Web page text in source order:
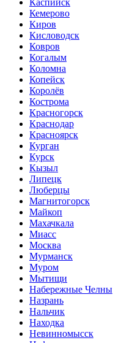
Кемерово
Киров
Кисловодск
Ковров
Когалым
Коломна
Копейск
Королёв
Кострома
Красногорск
Краснодар
Красноярск
Курган
Курск
Кызыл
Липецк
Люберцы
Магнитогорск
Майкоп
Махачкала
Миасс
Москва
Мурманск
Муром
Мытищи
Набережные Челны
Назрань
Нальчик
Находка
Невинномысск